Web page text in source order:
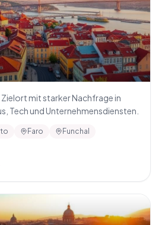
mit starker Nachfrage in
Tech und Unternehmensdiensten.
Faro
Funchal